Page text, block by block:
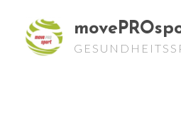
Inhalt
springen